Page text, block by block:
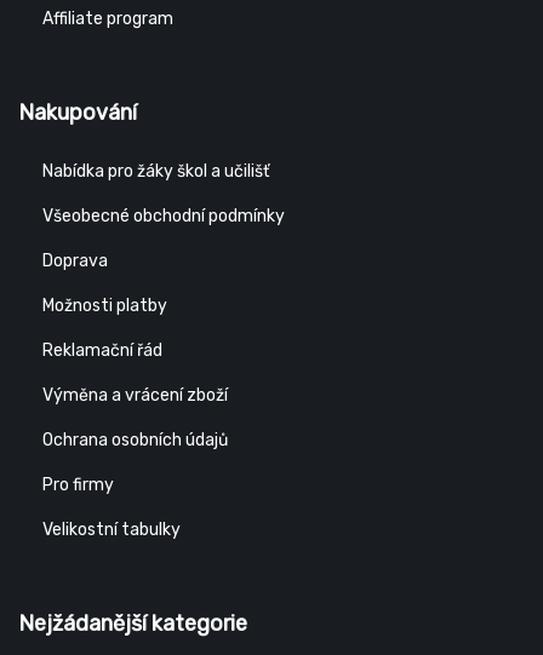
Affiliate program
Nakupování
Nabídka pro žáky škol a učilišť
Všeobecné obchodní podmínky
Doprava
Možnosti platby
Reklamační řád
Výměna a vrácení zboží
Ochrana osobních údajů
Pro firmy
Velikostní tabulky
Nejžádanější kategorie